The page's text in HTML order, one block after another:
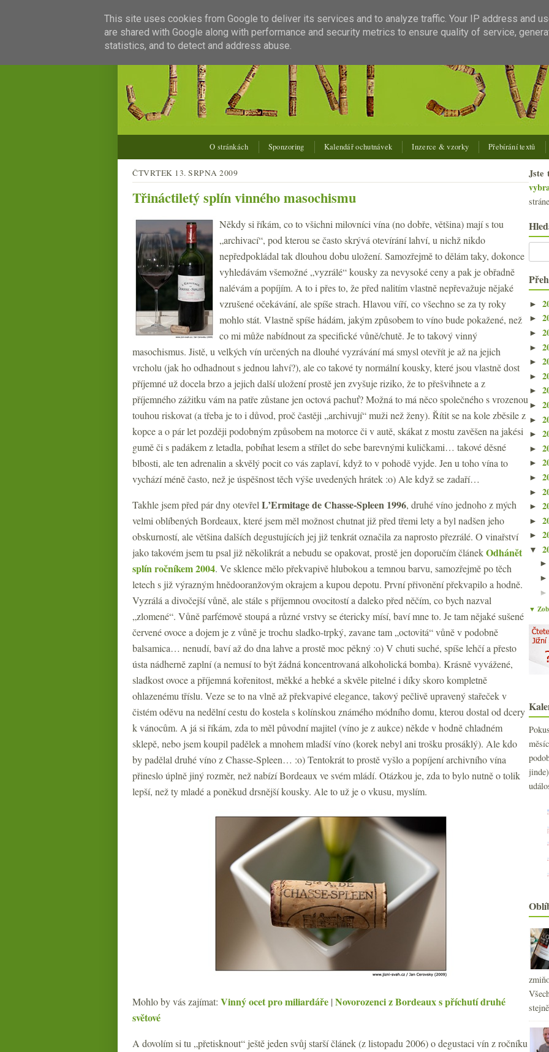
O stránkách Sponzoring Kalendář ochutnávek Inzerce & vzorky Přebírání textů
ČTVRTEK 13. SRPNA 2009
Třináctiletý splín vinného masochismu
Někdy si říkám, co to všichni milovníci vína (no dobře, většina) mají s tou
„archivací“, pod kterou se často skrývá otevírání lahví, u nichž nikdo
nepředpokládal tak dlouhou dobu uložení. Samozřejmě to dělám taky, dokonce
vyhledávám všemožné „vyzrálé“ kousky za nevysoké ceny a pak je obřadně
nalévám a popíjím. A to i přes to, že před nalitím vlastně nepřevažuje nějaké
vzrušené očekávání, ale spíše strach. Hlavou víří, co všechno se za ty roky
mohlo stát. Vlastně spíše hádám, jakým způsobem to víno bude pokažené, než
co mi může nabídnout za specifické vůně/chutě. Je to takový vinný
masochismus. Jistě, u velkých vín určených na dlouhé vyzrávání má smysl otevřít je až na jejich
vrcholu (jak ho odhadnout s jednou lahví?), ale co takové ty normální kousky, které jsou vlastně dost
příjemné už docela brzo a jejich další uložení prostě jen zvyšuje riziko, že to přešvihnete a z
příjemného zážitku vám na patře zůstane jen octová pachuť? Možná to má něco společného s vrozenou
touhou riskovat (a třeba je to i důvod, proč častěji „archivují“ muži než ženy). Řítit se na kole zběsile z
kopce a o pár let později podobným způsobem na motorce či v autě, skákat z mostu zavěšen na jakési
gumě či s padákem z letadla, pobíhat lesem a střílet do sebe barevnými kuličkami… takové děsné
blbosti, ale ten adrenalin a skvělý pocit co vás zaplaví, když to v pohodě vyjde. Jen u toho vína to
vychází méně často, než je úspěšnost těch výše uvedených hrátek :o) Ale když se zadaří…
Takhle jsem před pár dny otevřel L’Ermitage de Chasse-Spleen 1996, druhé víno jednoho z mých
velmi oblíbených Bordeaux, které jsem měl možnost chutnat již před třemi lety a byl nadšen jeho
obskurností, ale většina dalších degustujících jej již tenkrát označila za naprosto přezrálé. O vinařství
jako takovém jsem tu psal již několikrát a nebudu se opakovat, prostě jen doporučím článekOdhánět
splín ročníkem 2004. Ve sklence mělo překvapivě hlubokou a temnou barvu, samozřejmě po těch
letech s již výrazným hnědooranžovým okrajem a kupou depotu. První přivonění překvapilo a hodně.
Vyzrálá a divočejší vůně, ale stále s příjemnou ovocitostí a daleko před něčím, co bych nazval
„zlomené“. Vůně parfémově stoupá a různé vrstvy se étericky mísí, baví mne to. Je tam nějaké sušené
červené ovoce a dojem je z vůně je trochu sladko-trpký, zavane tam „octovitá“ vůně v podobně
balsamica… nenudí, baví až do dna lahve a prostě moc pěkný :o) V chuti suché, spíše lehčí a přesto
ústa nádherně zaplní (a nemusí to být žádná koncentrovaná alkoholická bomba). Krásně vyvážené,
sladkost ovoce a příjemná kořenitost, měkké a hebké a skvěle pitelné i díky skoro kompletně
ohlazenému tříslu. Veze se to na vlně až překvapivé elegance, takový pečlivě upravený stařeček v
čistém oděvu na nedělní cestu do kostela s kolínskou známého módního domu, kterou dostal od dcery
k vánocům. A já si říkám, zda to měl původní majitel (víno je z aukce) někde v hodně chladném
sklepě, nebo jsem koupil padělek a mnohem mladší víno (korek nebyl ani trošku prosáklý). Ale kdo
by padělal druhé víno z Chasse-Spleen… :o) Tentokrát to prostě vyšlo a popíjení archivního vína
přineslo úplně jiný rozměr, než nabízí Bordeaux ve svém mládí. Otázkou je, zda to bylo nutně o tolik
lepší, než ty mladé a poněkud drsnější kousky. Ale to už je o vkusu, myslím.
Mohlo by vás zajímat: Vinný ocet pro miliardáře | Novorozenci z Bordeaux s příchutí druhé
světové
A dovolím si tu „přetisknout“ ještě jeden svůj starší článek (z listopadu 2006) o degustaci vín z ročníku
Jste
►
►
►
►
►
►
►
►
►
►
►
►
►
►
►
►
►
▼
▼
This site uses cookies from Google to deliver its services and to analyze traffic. Your IP address and
are shared with Google along with performance and security metrics to ensure quality of service,
statistics, and to detect and address abuse.